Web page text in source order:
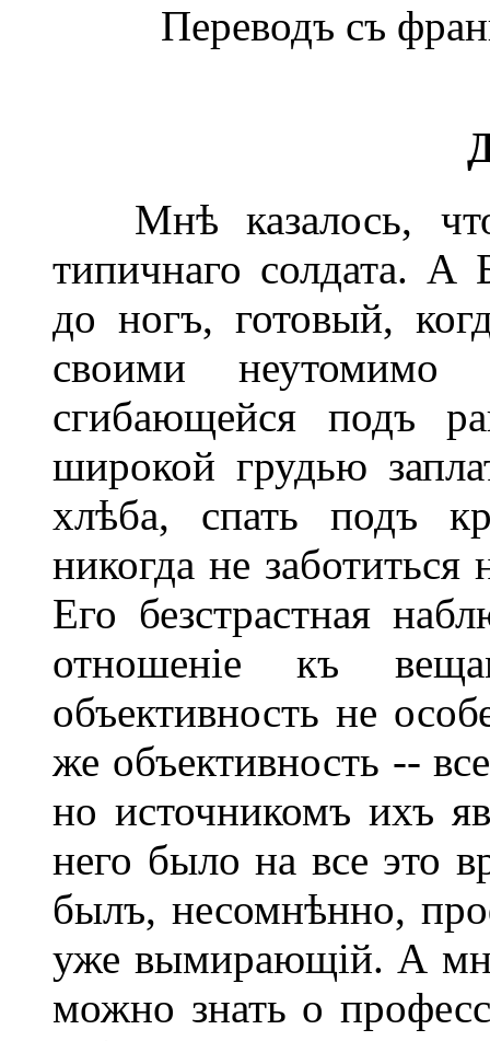
Переводъ съ
Мнѣ казалось,
типичнаго солдата. А
до ногъ, готовый,
своими неутомимо
сгибающейся подъ
широкой грудью
хлѣба, спать подъ
никогда не
Его безстрастная
отношеніе къ
объективность не
же объективность --
но источникомъ ихъ
него было на все это
былъ, несомнѣнно,
уже вымирающій. А
можно знать о